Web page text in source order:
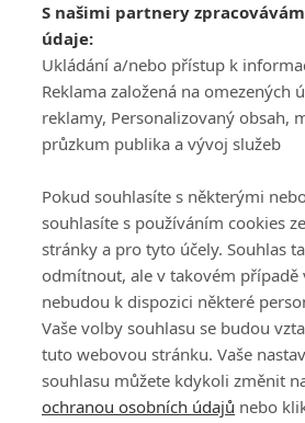
S našimi partnery
údaje:
Ukládání a/nebo přístup k
Reklama založená na omezených
reklamy, Personalizovaný obsah,
průzkum publika a vývoj služeb
Pokud souhlasíte s některými
souhlasíte s používáním cookies
stránky a pro tyto účely. Souhlas
odmítnout, ale v takovém případě
nebudou k dispozici některé
Vaše volby souhlasu se budou
tuto webovou stránku. Vaše
souhlasu můžete kdykoli změnit
ochranou osobních údajů nebo
Všeobecné obchodní
podmínky služby
GolfExtra.cz Premium
Podmínky zpracování
osobních údajů při
GolfExtra
Ceník GolfExtra.cz
Premium
Doporučené odkazy
ATV
140
Editor
Honza Fait Edita